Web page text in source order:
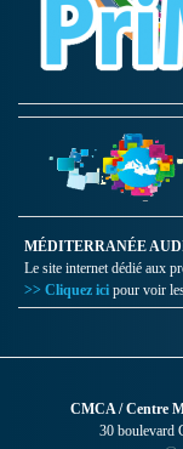
MÉDITERRANÉE
Le site internet dédié aux
>> Cliquez ici pour voir
CMCA / Centre
30 boulevard